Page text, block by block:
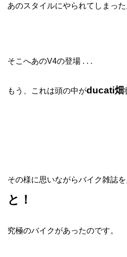
あのスタイルにやられてしまっ
そこへあのV4の登場 . . .
もう、これは頭の中がducati畑
その様に思いながらバイク雑誌
と！
究極のバイクがあったのです。